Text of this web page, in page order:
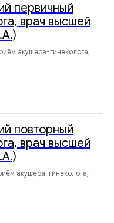
первичный
врач высшей
акушера-гинеколога,
повторный
врач высшей
акушера-гинеколога,